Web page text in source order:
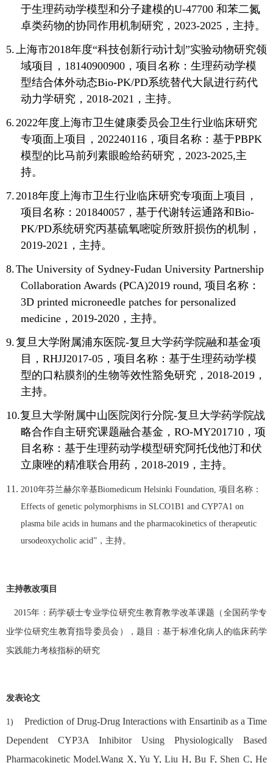
于生理药动学模型和分子建模的U-47700 和苯二氮
卓类药物的协同作用机制研究， 2023-2025 ，主持。
5.上海市2018年度“科技创新行动计划”实验动物研究领
域项目， 18140900900 ，项目名称：生理药动学模
型结合体外动态Bio-PK/PD系统替代大鼠进行药代
动力学研究， 2018-2021 ，主持。
6.2022年度上海市卫生健康委员会卫生行业临床研究
专项面上项目， 202240116 ，项目名称：基于PBPK
模型的比马前列素眼睑给药研究， 2023-2025,主
持。
7.2018年度上海市卫生行业临床研究专项面上项目，
项目名称： 201840057 ，基于代谢转运通路和Bio-
PK/PD系统研究丙基硫氧嘧啶所致肝损伤的机制，
2019-2021 ，主持。
8.The University of Sydney-Fudan University Partnership
Collaboration Awards (PCA)2019 round, 项目名称：
3D printed microneedle patches for personalized
medicine ， 2019-2020 ，主持。
9.复旦大学附属浦东医院-复旦大学药学院融和基金项
目， RHJJ2017-05 ，项目名称：基于生理药动学模
型的口粘膜剂的生物等效性豁免研究， 2018-2019 ，
主持。
10.复旦大学附属中山医院闵行分院-复旦大学药学院战
略合作自主研究课题融合基金， RO-MY201710 ，项
目名称：基于生理药动学模型研究阿托伐他汀和伏
立康唑的精准联合用药， 2018-2019 ，主持。
11. 2010年芬兰赫尔辛基Biomedicum Helsinki Foundation, 项目名称：
Effects of genetic polymorphisms in SLCO1B1 and CYP7A1 on
plasma bile acids in humans and the pharmacokinetics of therapeutic
ursodeoxycholic acid” ，主持。
主持教改项目
2015年：药学硕士专业学位研究生教育教学改革课题（全国药学专
业学位研究生教育指导委员会），题目：基于标准化病人的临床药学
实践能力考核指标的研究
发表论文
1)
Prediction of Drug-Drug Interactions with Ensartinib as a Time
Dependent CYP3A Inhibitor Using Physiologically Based
Pharmacokinetic Model.Wang X, Yu Y, Liu H, Bu F, Shen C, He